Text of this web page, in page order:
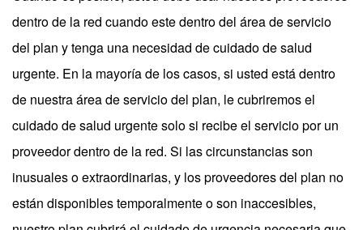
dentro de la red cuando este dentro del área de servicio
del plan y tenga una necesidad de cuidado de salud
urgente. En la mayoría de los casos, si usted está dentro
de nuestra área de servicio del plan, le cubriremos el
cuidado de salud urgente solo si recibe el servicio por un
proveedor dentro de la red. Si las circunstancias son
inusuales o extraordinarias, y los proveedores del plan no
están disponibles temporalmente o son inaccesibles,